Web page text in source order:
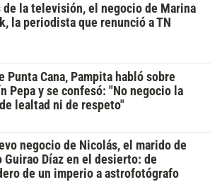
de la televisión, el negocio de Marina
la periodista que renunció a TN
Punta Cana, Pampita habló sobre
Pepa y se confesó: "No negocio la
lealtad ni de respeto"
negocio de Nicolás, el marido de
Guirao Díaz en el desierto: de
de un imperio a astrofotógrafo